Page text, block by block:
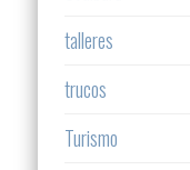
talleres
trucos
Turismo